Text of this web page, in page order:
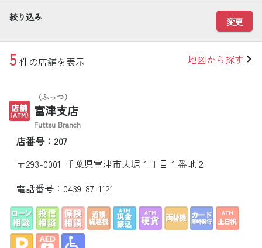
絞り込み 変更
5 件の店舗を表示 地図から探す
（ふっつ）
富津支店
Futtsu Branch
店番号：207
〒293-0001 千葉県富津市大堀１丁目１番地２
電話番号： 0439-87-1121